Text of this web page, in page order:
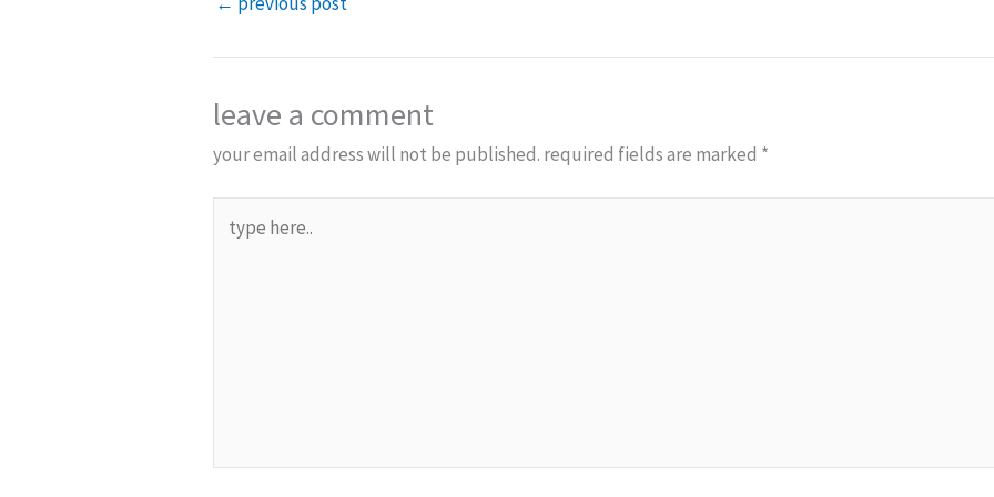
leave a comment
your email address will not be published. required fields are marked *
here..